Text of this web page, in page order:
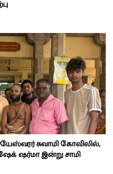
சுவாமி கோவிலில்,
ஷர்மா இன்று சாமி